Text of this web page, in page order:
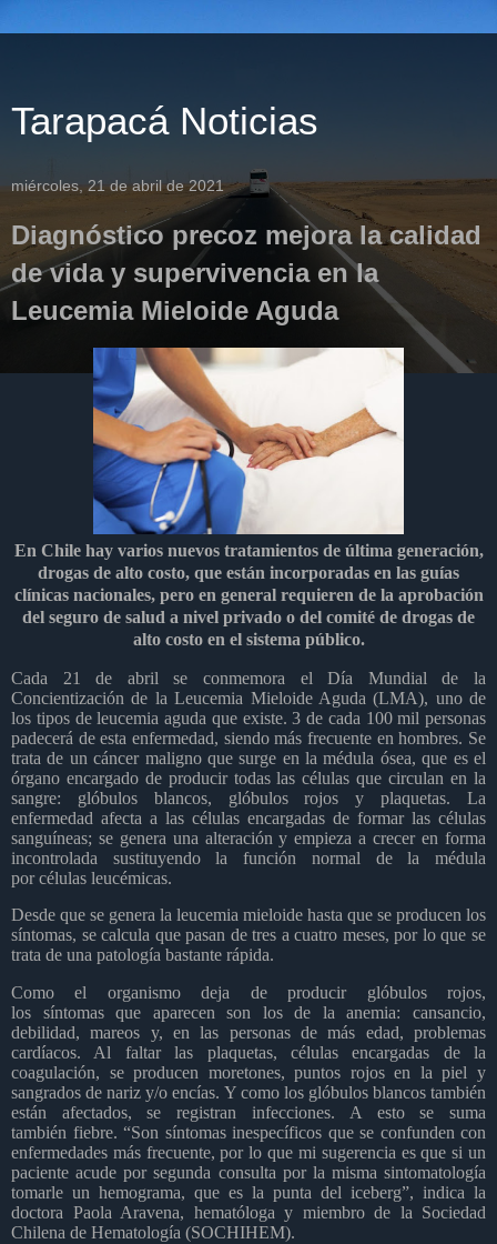
Tarapacá Noticias
miércoles, 21 de abril de 2021
Diagnóstico precoz mejora la calidad
de vida y supervivencia en la
Leucemia Mieloide Aguda
En Chile hay varios nuevos tratamientos de última generación,
drogas de alto costo, que están incorporadas en las guías
clínicas nacionales, pero en general requieren de la aprobación
del seguro de salud a nivel privado o del comité de drogas de
alto costo en el sistema público.
Cada 21 de abril se conmemora el Día Mundial de la
Concientización de la Leucemia Mieloide Aguda (LMA), uno de
los tipos de leucemia aguda que existe. 3 de cada 100 mil personas
padecerá de esta enfermedad, siendo más frecuente en hombres. Se
trata de un cáncer maligno que surge en la médula ósea, que es el
órgano encargado de producir todas las células que circulan en la
sangre: glóbulos blancos, glóbulos rojos y plaquetas. La
enfermedad afecta a las células encargadas de formar las células
sanguíneas; se genera una alteración y empieza a crecer en forma
incontrolada sustituyendo la función normal de la médula
por células leucémicas.
Desde que se genera la leucemia mieloide hasta que se producen los
síntomas, se calcula que pasan de tres a cuatro meses, por lo que se
trata de una patología bastante rápida.
Como el organismo deja de producir glóbulos rojos,
los síntomas que aparecen son los de la anemia: cansancio,
debilidad, mareos y, en las personas de más edad, problemas
cardíacos. Al faltar las plaquetas, células encargadas de la
coagulación, se producen moretones, puntos rojos en la piel y
sangrados de nariz y/o encías. Y como los glóbulos blancos también
están afectados, se registran infecciones. A esto se suma
también fiebre. “Son síntomas inespecíficos que se confunden con
enfermedades más frecuente, por lo que mi sugerencia es que si un
paciente acude por segunda consulta por la misma sintomatología
tomarle un hemograma, que es la punta del iceberg”, indica la
doctora Paola Aravena, hematóloga y miembro de la Sociedad
Chilena de Hematología (SOCHIHEM).